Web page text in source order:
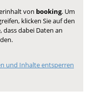
von booking. Um
klicken Sie auf den
dabei Daten an
und Inhalte entsperren